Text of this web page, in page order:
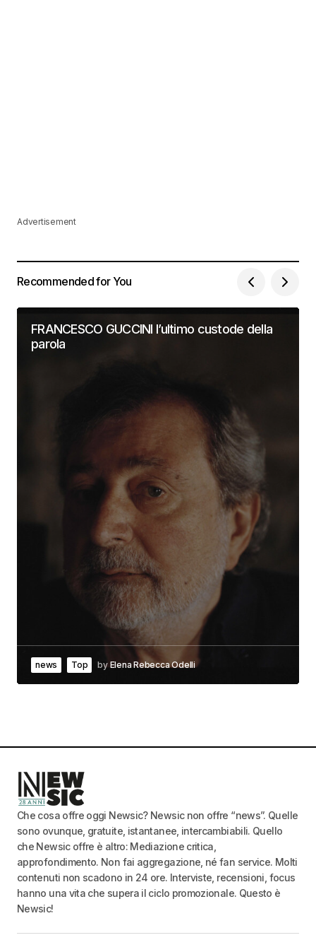
Advertisement
Recommended for You
FRANCESCO GUCCINI l’ultimo custode della
parola
news Top by Elena Rebecca Odelli
Che cosa offre oggi Newsic? Newsic non offre “news”. Quelle
sono ovunque, gratuite, istantanee, intercambiabili. Quello
che Newsic offre è altro: Mediazione critica,
approfondimento. Non fai aggregazione, né fan service. Molti
contenuti non scadono in 24 ore. Interviste, recensioni, focus
hanno una vita che supera il ciclo promozionale. Questo è
Newsic!